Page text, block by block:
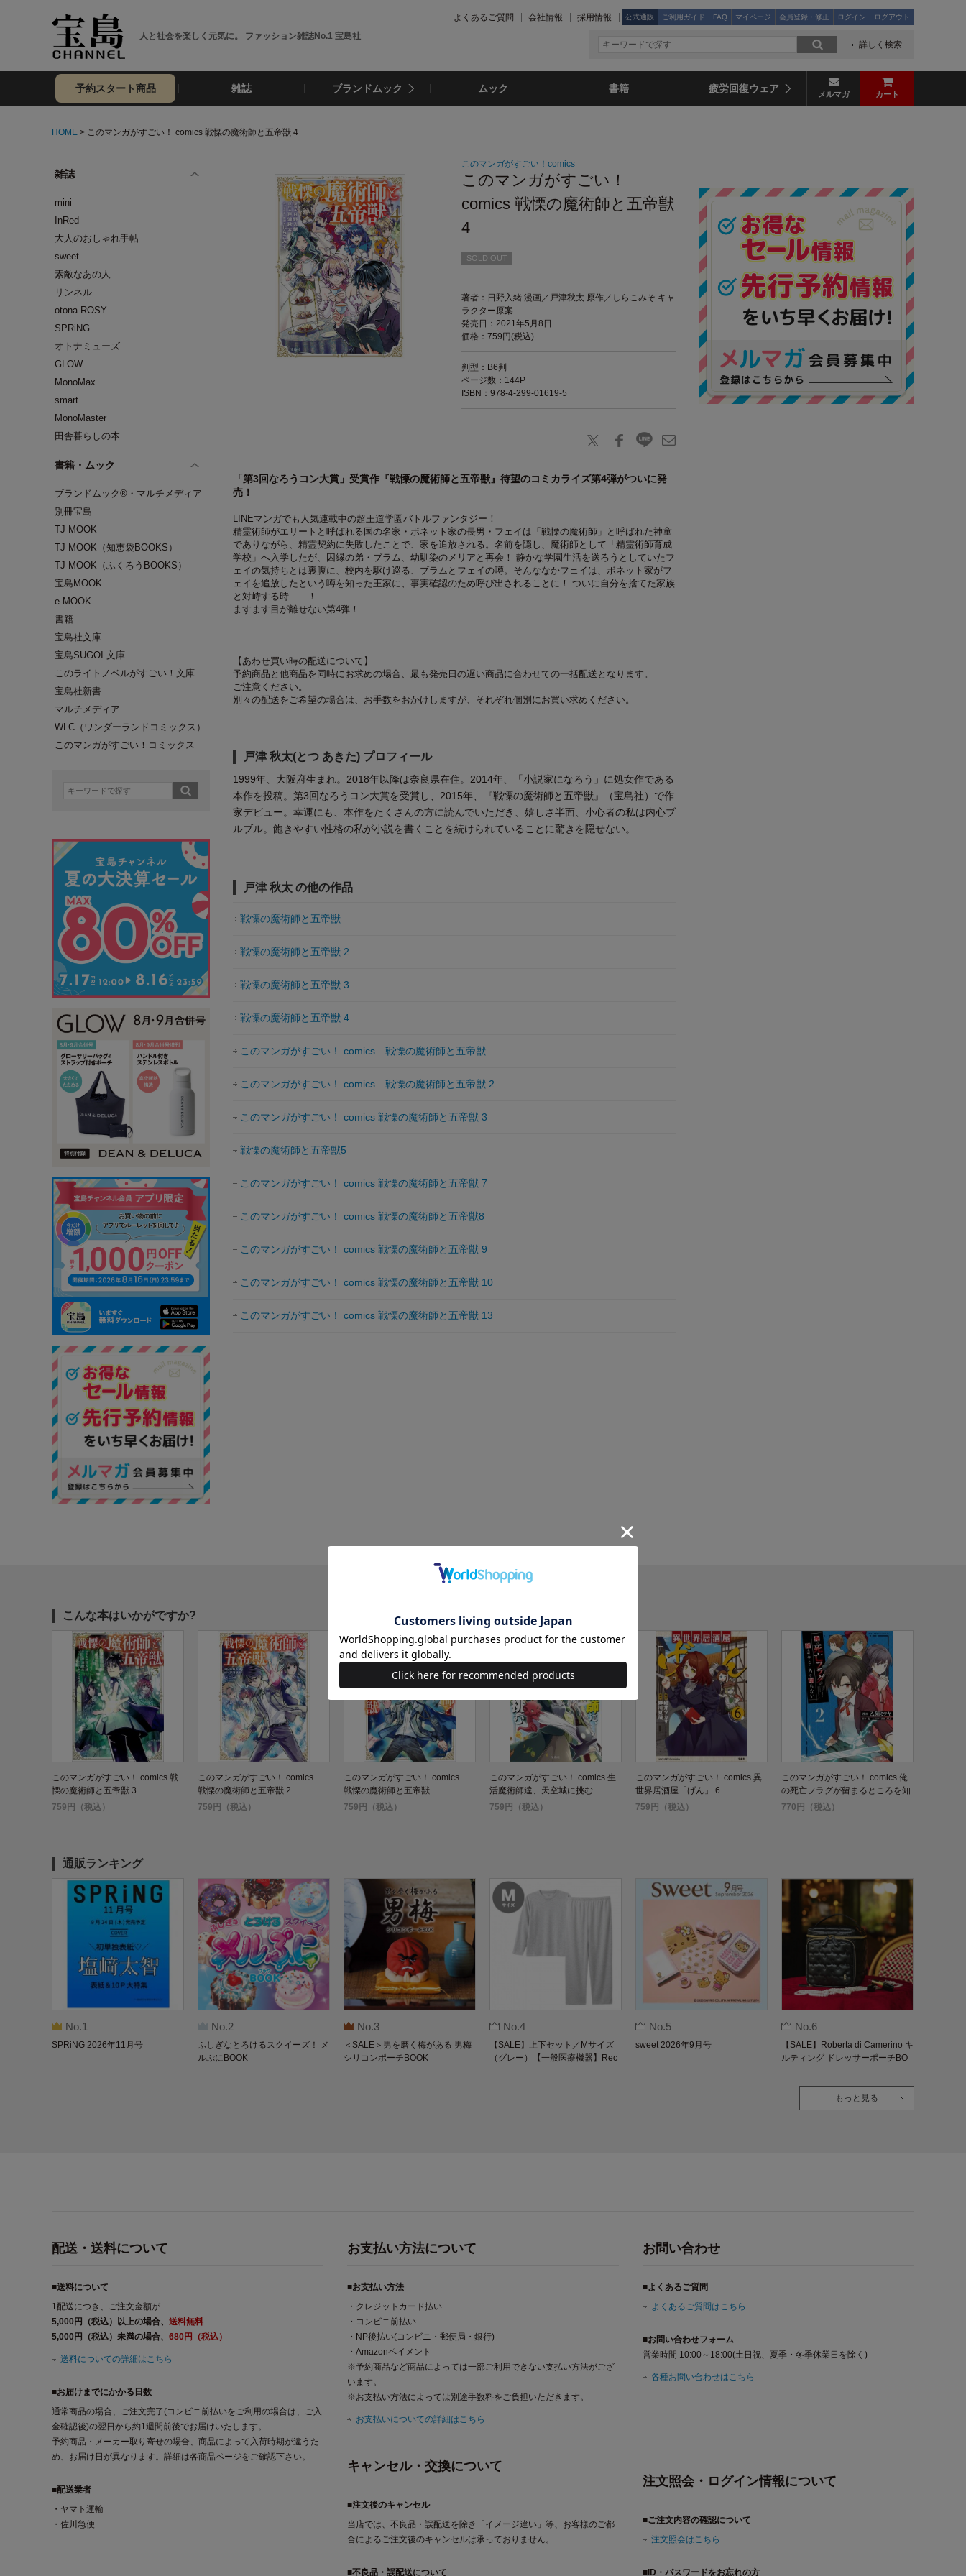
人と社会を楽しく元気に。 ファッション雑誌No.1 宝島社
よくあるご質問 会社情報 採用情報 公式通販 ご利用ガイド FAQ マイページ 会員登録・修正 ログイン ログアウト
詳しく検索
予約スタート商品 雑誌 ブランドムック ムック 書籍 疲労回復ウェア メルマガ カート
HOME > このマンガがすごい！ comics 戦慄の魔術師と五帝獣 4
雑誌
mini
InRed
大人のおしゃれ手帖
sweet
素敵なあの人
リンネル
otona ROSY
SPRiNG
オトナミューズ
GLOW
MonoMax
smart
MonoMaster
田舎暮らしの本
書籍・ムック
ブランドムック®・マルチメディア
別冊宝島
TJ MOOK
TJ MOOK（知恵袋BOOKS）
TJ MOOK（ふくろうBOOKS）
宝島MOOK
e-MOOK
書籍
宝島社文庫
宝島SUGOI 文庫
このライトノベルがすごい！文庫
宝島社新書
マルチメディア
WLC（ワンダーランドコミックス）
このマンガがすごい！コミックス
このマンガがすごい！comics
このマンガがすごい！
comics 戦慄の魔術師と五帝獣
4
SOLD OUT
著者：日野入緒 漫画／戸津秋太 原作／しらこみそ キャ
ラクター原案
発売日：2021年5月8日
価格：759円(税込)
判型：B6判
ページ数：144P
ISBN：978-4-299-01619-5
「第3回なろうコン大賞」受賞作『戦慄の魔術師と五帝獣』待望のコミカライズ第4弾がついに発
売！
LINEマンガでも人気連載中の超王道学園バトルファンタジー！
精霊術師がエリートと呼ばれる国の名家・ボネット家の長男・フェイは「戦慄の魔術師」と呼ばれた神童
でありながら、精霊契約に失敗したことで、家を追放される。名前を隠し、魔術師として「精霊術師育成
学校」へ入学したが、因縁の弟・ブラム、幼馴染のメリアと再会！ 静かな学園生活を送ろうとしていたフ
ェイの気持ちとは裏腹に、校内を駆け巡る、ブラムとフェイの噂。そんななかフェイは、ボネット家がフ
ェイを追放したという噂を知った王家に、事実確認のため呼び出されることに！ ついに自分を捨てた家族
と対峙する時……！
ますます目が離せない第4弾！
【あわせ買い時の配送について】
予約商品と他商品を同時にお求めの場合、最も発売日の遅い商品に合わせての一括配送となります。
ご注意ください。
別々の配送をご希望の場合は、お手数をおかけしますが、それぞれ個別にお買い求めください。
戸津 秋太(とつ あきた) プロフィール
1999年、大阪府生まれ。2018年以降は奈良県在住。2014年、「小説家になろう」に処女作である
本作を投稿。第3回なろうコン大賞を受賞し、2015年、『戦慄の魔術師と五帝獣』（宝島社）で作
家デビュー。幸運にも、本作をたくさんの方に読んでいただき、嬉しさ半面、小心者の私は内心ブ
ルブル。飽きやすい性格の私が小説を書くことを続けられていることに驚きを隠せない。
戸津 秋太 の他の作品
戦慄の魔術師と五帝獣
戦慄の魔術師と五帝獣 2
戦慄の魔術師と五帝獣 3
戦慄の魔術師と五帝獣 4
このマンガがすごい！ comics 戦慄の魔術師と五帝獣
このマンガがすごい！ comics 戦慄の魔術師と五帝獣 2
このマンガがすごい！ comics 戦慄の魔術師と五帝獣 3
戦慄の魔術師と五帝獣5
このマンガがすごい！ comics 戦慄の魔術師と五帝獣 7
このマンガがすごい！ comics 戦慄の魔術師と五帝獣8
このマンガがすごい！ comics 戦慄の魔術師と五帝獣 9
このマンガがすごい！ comics 戦慄の魔術師と五帝獣 10
このマンガがすごい！ comics 戦慄の魔術師と五帝獣 13
こんな本はいかがですか?
このマンガがすごい！ comics 戦
慄の魔術師と五帝獣 3
759円（税込）
このマンガがすごい！ comics
戦慄の魔術師と五帝獣 2
759円（税込）
このマンガがすごい！ comics
戦慄の魔術師と五帝獣
759円（税込）
このマンガがすごい！ comics 生
活魔術師達、天空城に挑む
759円（税込）
このマンガがすごい！ comics 異
世界居酒屋「げん」 6
759円（税込）
このマンガがすごい！ comics 俺
の死亡フラグが留まるところを知
らない 2
770円（税込）
通販ランキング
No.1
SPRiNG 2026年11月号
No.2
ふしぎなとろけるスクイーズ！ メ
ルぷにBOOK
No.3
＜SALE＞男を磨く梅がある 男梅
シリコンポーチBOOK
No.4
【SALE】上下セット／Mサイズ
（グレー）【一般医療機器】Rec
No.5
sweet 2026年9月号
No.6
【SALE】Roberta di Camerino キ
ルティング ドレッサーポーチBO
もっと見る
配送・送料について
■送料について
1配送につき、ご注文金額が
5,000円（税込）以上の場合、 送料無料
5,000円（税込）未満の場合、 680円（税込）
送料についての詳細はこちら
■お届けまでにかかる日数
通常商品の場合、ご注文完了(コンビニ前払いをご利用の場合は、ご入
金確認後)の翌日から約1週間前後でお届けいたします。
予約商品・メーカー取り寄せの場合、商品によって入荷時期が違うた
め、お届け日が異なります。詳細は各商品ページをご確認下さい。
■配送業者
・ヤマト運輸
・佐川急便
お支払い方法について
■お支払い方法
・クレジットカード払い
・コンビニ前払い
・NP後払い(コンビニ・郵便局・銀行)
・Amazonペイメント
※予約商品など商品によっては一部ご利用できない支払い方法がござ
います。
※お支払い方法によっては別途手数料をご負担いただきます。
お支払いについての詳細はこちら
キャンセル・交換について
■注文後のキャンセル
当店では、不良品・誤配送を除き「イメージ違い」等、お客様のご都
合によるご注文後のキャンセルは承っておりません。
■不良品・誤配送について
お問い合わせ
■よくあるご質問
よくあるご質問はこちら
■お問い合わせフォーム
営業時間 10:00～18:00(土日祝、夏季・冬季休業日を除く)
各種お問い合わせはこちら
注文照会・ログイン情報について
■ご注文内容の確認について
注文照会はこちら
■ID・パスワードをお忘れの方